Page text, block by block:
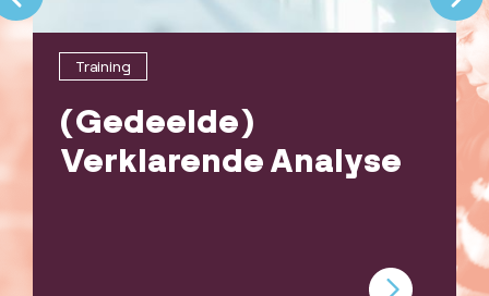
Training
(Gedeelde)
Verklarende Analyse